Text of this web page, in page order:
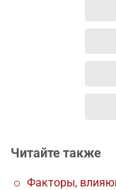
Читайте также
Факторы,